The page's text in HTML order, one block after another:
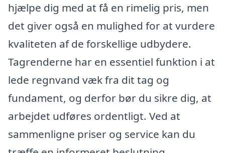
hjælpe dig med at få en rimelig pris, men
det giver også en mulighed for at vurdere
kvaliteten af de forskellige udbydere.
Tagrenderne har en essentiel funktion i at
lede regnvand væk fra dit tag og
fundament, og derfor bør du sikre dig, at
arbejdet udføres ordentligt. Ved at
sammenligne priser og service kan du